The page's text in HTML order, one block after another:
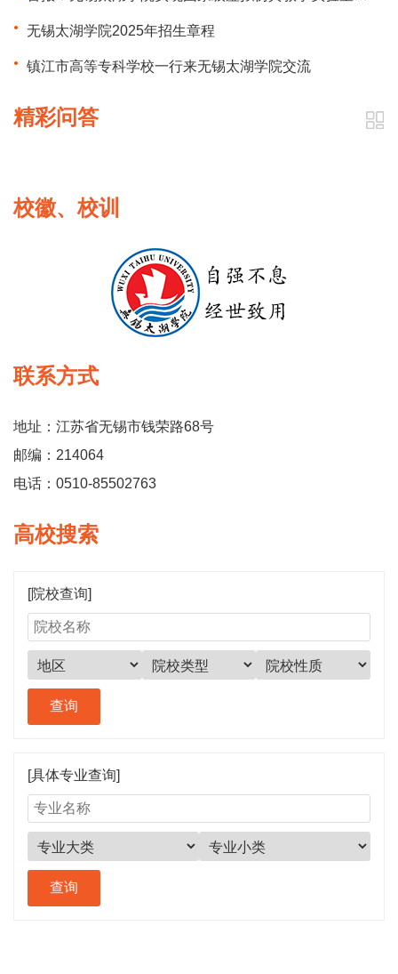
无锡太湖学院2025年招生章程
镇江市高等专科学校一行来无锡太湖学院交流
精彩问答
校徽、校训
联系方式
地址：江苏省无锡市钱荣路68号
邮编：214064
电话：0510-85502763
高校搜索
[院校查询]
[具体专业查询]